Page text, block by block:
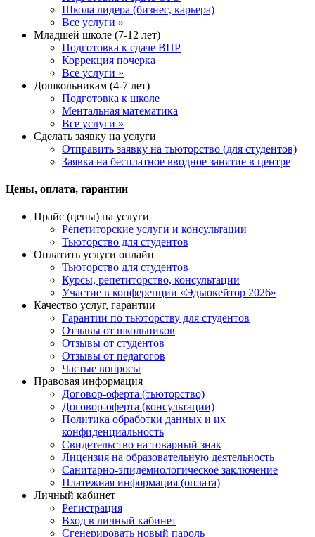
Школа лидера (бизнес, карьера)
Все услуги »
Младшей школе (7-12 лет)
Подготовка к сдаче ВПР
Коррекция почерка
Все услуги »
Дошкольникам (4-7 лет)
Подготовка к школе
Ментальная математика
Все услуги »
Сделать заявку на услуги
Отправить заявку на тьюторство (для студентов)
Заявка на бесплатное вводное занятие в центре
Цены, оплата, гарантии
Прайс (цены) на услуги
Репетиторские услуги и консультации
Тьюторство для студентов
Оплатить услуги онлайн
Тьюторство для студентов
Курсы, репетиторство, консультации
Участие в конференции «Эдьюкейтор 2026»
Качество услуг, гарантии
Гарантии по тьюторству для студентов
Отзывы от школьников
Отзывы от студентов
Отзывы от педагогов
Частые вопросы
Правовая информация
Договор-оферта (тьюторство)
Договор-оферта (консультации)
Политика обработки данных и их
конфиденциальность
Свидетельство на товарный знак
Лицензия на образовательную деятельность
Санитарно-эпидемиологическое заключение
Платежная информация (оплата)
Личный кабинет
Регистрация
Вход в личный кабинет
Сгенерировать новый пароль